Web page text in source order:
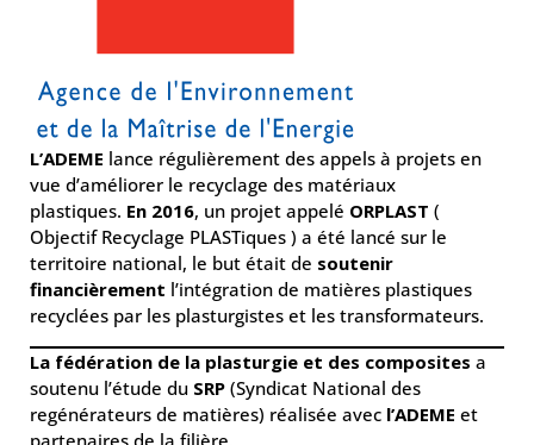
L’ADEME lance régulièrement des appels à projets en
vue d’améliorer le recyclage des matériaux
plastiques. En 2016, un projet appelé ORPLAST (
Objectif Recyclage PLASTiques ) a été lancé sur le
territoire national, le but était de soutenir
financièrement l’intégration de matières plastiques
recyclées par les plasturgistes et les transformateurs.
La fédération de la plasturgie et des composites a
soutenu l’étude du SRP (Syndicat National des
regénérateurs de matières) réalisée avec l’ADEME et